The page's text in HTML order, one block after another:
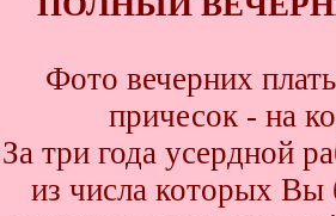
Фото вечерних
причесок - на
За три года усердной
из числа которых Вы